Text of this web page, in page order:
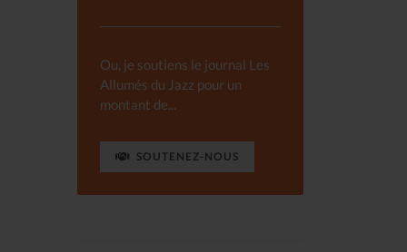
Ou, je soutiens le journal Les
Allumés du Jazz pour un
montant de...
SOUTENEZ-NOUS